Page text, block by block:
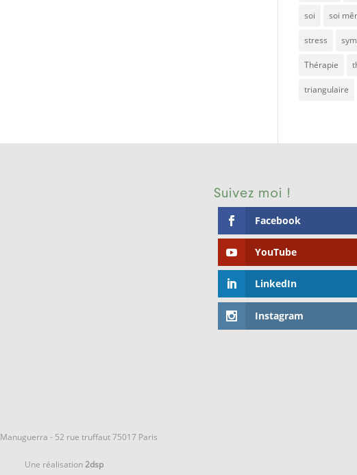
soi soi
stress
Thérapie
triangulaire
Suivez moi !
Facebook
YouTube
LinkedIn
Instagram
- 52 rue truffaut 75017 Paris
Une réalisation2dsp